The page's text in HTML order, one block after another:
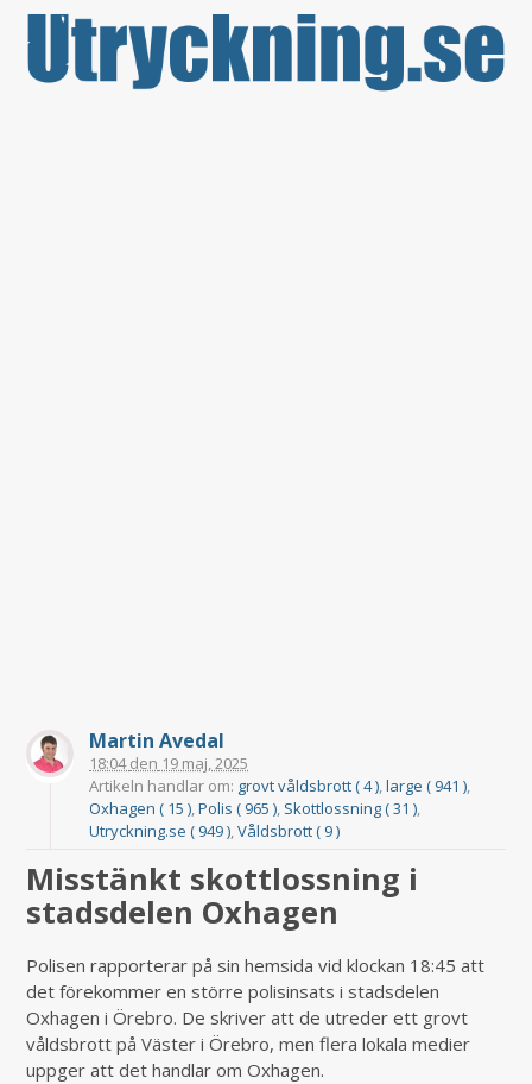
Martin Avedal
18:04den 19 maj, 2025
Artikeln handlar om: grovt våldsbrott ( 4 ),large ( 941 ),
Oxhagen ( 15 ),Polis ( 965 ), Skottlossning ( 31 ),
Utryckning.se ( 949 ),Våldsbrott ( 9 )
Misstänkt skottlossning i
stadsdelen Oxhagen
Polisen rapporterar på sin hemsida vid klockan 18:45 att
det förekommer en större polisinsats i stadsdelen
Oxhagen i Örebro. De skriver att de utreder ett grovt
våldsbrott på Väster i Örebro, men flera lokala medier
uppger att det handlar om Oxhagen.